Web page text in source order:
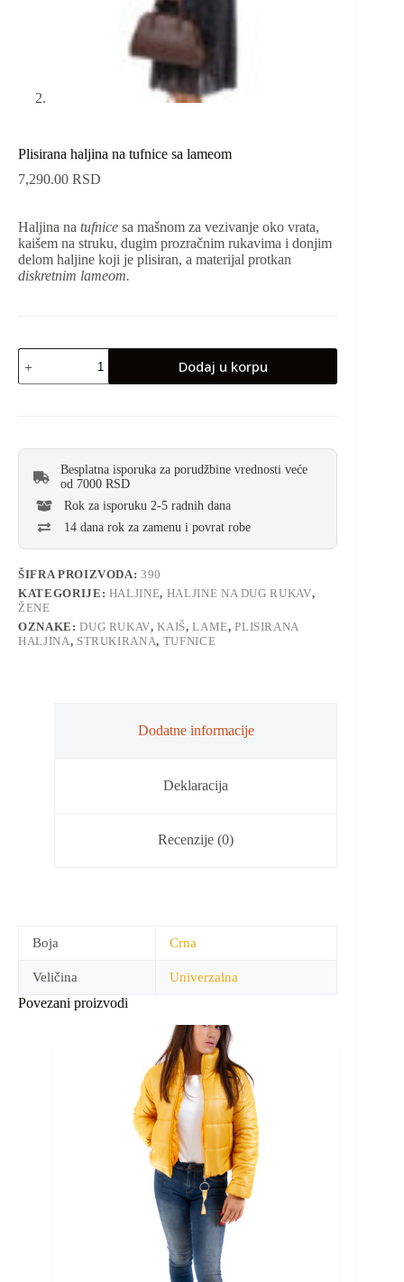
Plisirana haljina na tufnice sa lameom
7,290.00 RSD
Haljina na tufnice sa mašnom za vezivanje oko vrata,
kaišem na struku, dugim prozračnim rukavima i donjim
delom haljine koji je plisiran, a materijal protkan
diskretnim lameom.
Dodaj u korpu
Besplatna isporuka za porudžbine vrednosti veće
od 7000 RSD
Rok za isporuku 2-5 radnih dana
14 dana rok za zamenu i povrat robe
ŠIFRA PROIZVODA:390
KATEGORIJE: HALJINE, HALJINE NA DUG RUKAV,
ŽENE
OZNAKE:DUG RUKAV,KAIŠ,LAME,PLISIRANA
HALJINA, STRUKIRANA, TUFNICE
Dodatne informacije
Deklaracija
Recenzije (0)
Boja Crna
Veličina Univerzalna
Povezani proizvodi